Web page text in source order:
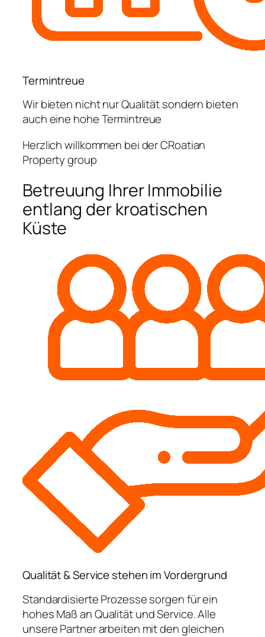
Termintreue
Wir bieten nicht nur Qualität sondern bieten
auch eine hohe Termintreue
Herzlich willkommen bei der CRoatian
Property group
Betreuung Ihrer Immobilie
entlang der kroatischen
Küste
Qualität & Service stehen im Vordergrund
Standardisierte Prozesse sorgen für ein
hohes Maß an Qualität und Service. Alle
unsere Partner arbeiten mit den gleichen